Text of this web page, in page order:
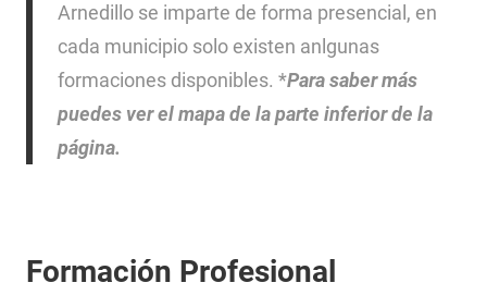
Arnedillo se imparte de forma presencial, en
cada municipio solo existen anlgunas
formaciones disponibles. *Para saber más
puedes ver el mapa de la parte inferior de la
página.
Formación Profesional